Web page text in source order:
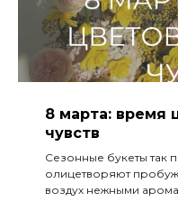
8 марта: время
чувств
Сезонные букеты так
олицетворяют
воздух нежными